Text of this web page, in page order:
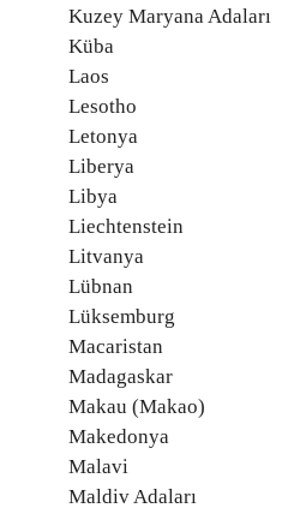
Kuzey Maryana Adaları
Küba
Laos
Lesotho
Letonya
Liberya
Libya
Liechtenstein
Litvanya
Lübnan
Lüksemburg
Macaristan
Madagaskar
Makau (Makao)
Makedonya
Malavi
Maldiv Adaları